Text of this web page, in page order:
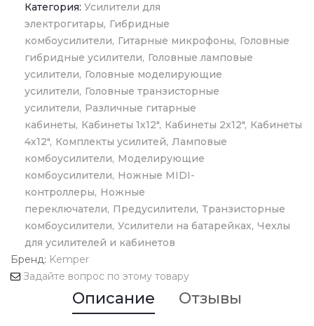
Категория: Усилители для
электрогитары Гибридные
комбоусилители Гитарные микрофоны Головные
гибридные усилители Головные ламповые
усилители Головные моделирующие
усилители Головные транзисторные
усилители Различные гитарные
кабинеты Кабинеты 1х12" Кабинеты 2х12" Кабинеты
4х12" Комплекты усилитей Ламповые
комбоусилители Моделирующие
комбоусилители Ножные MIDI-
контроллеры Ножные
переключатели Предусилители Транзисторные
комбоусилители Усилители на батарейках Чехлы
для усилителей и кабинетов
Бренд: Kemper
Задайте вопрос по этому товару
Описание Отзывы